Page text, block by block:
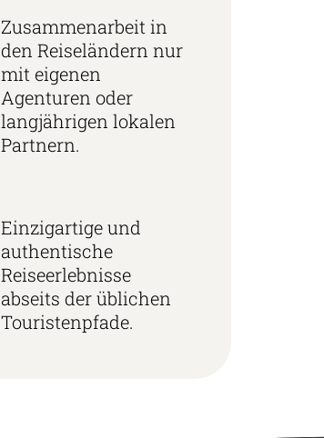
Zusammenarbeit in
den Reiseländern nur
mit eigenen
Agenturen oder
langjährigen lokalen
Partnern.
Einzigartige und
authentische
Reiseerlebnisse
abseits der üblichen
Touristenpfade.